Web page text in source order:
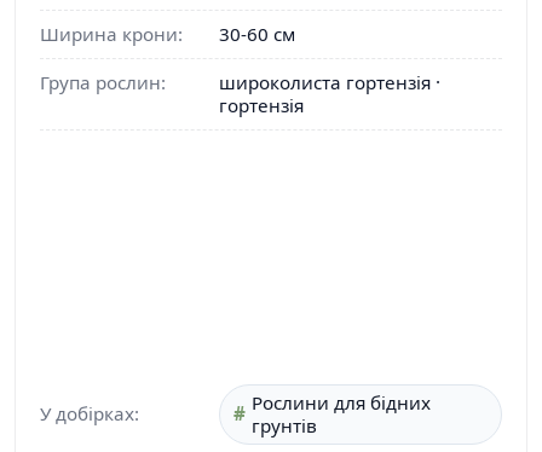
Ширина крони:
30-60 см
Група рослин:
широколиста гортензія ·
гортензія
У добірках:
Рослини для бідних
грунтів